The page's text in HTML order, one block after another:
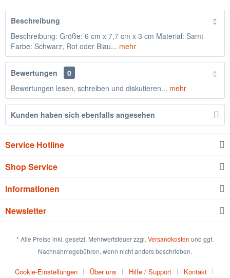
Beschreibung
Beschreibung: Größe: 6 cm x 7,7 cm x 3 cm Material: Samt
Farbe: Schwarz, Rot oder Blau... mehr
Bewertungen
0
Bewertungen lesen, schreiben und diskutieren... mehr
Kunden haben sich ebenfalls angesehen
Service Hotline
Shop Service
Informationen
Newsletter
* Alle Preise inkl. gesetzl. Mehrwertsteuer zzgl. Versandkosten und ggf.
Nachnahmegebühren, wenn nicht anders beschrieben.
Cookie-Einstellungen Über uns Hilfe / Support Kontakt